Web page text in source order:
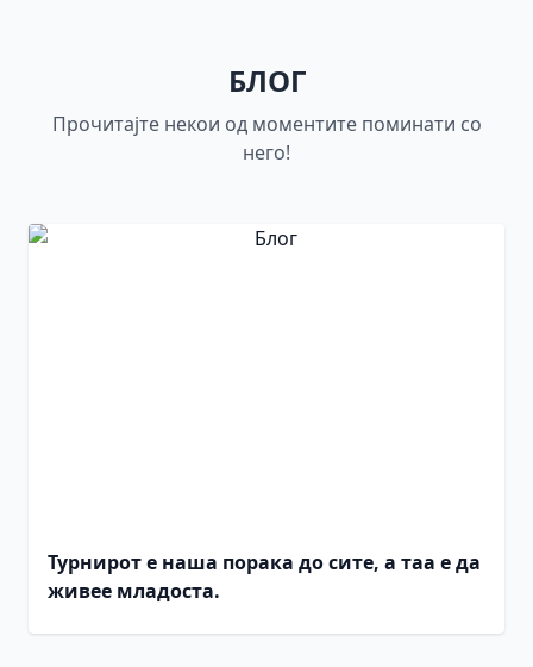
БЛОГ
Прочитајте некои од моментите поминати со
него!
Турнирот е наша порака до сите, а таа е да
живее младоста.